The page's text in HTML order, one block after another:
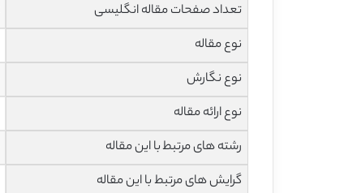
تعداد صفحات مقاله انگلیسی
نوع مقاله
نوع نگارش
نوع ارائه مقاله
رشته های مرتبط با این مقاله
گرایش های مرتبط با این مقاله